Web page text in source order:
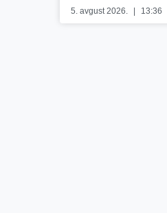
5. avgust 2026. 13:36